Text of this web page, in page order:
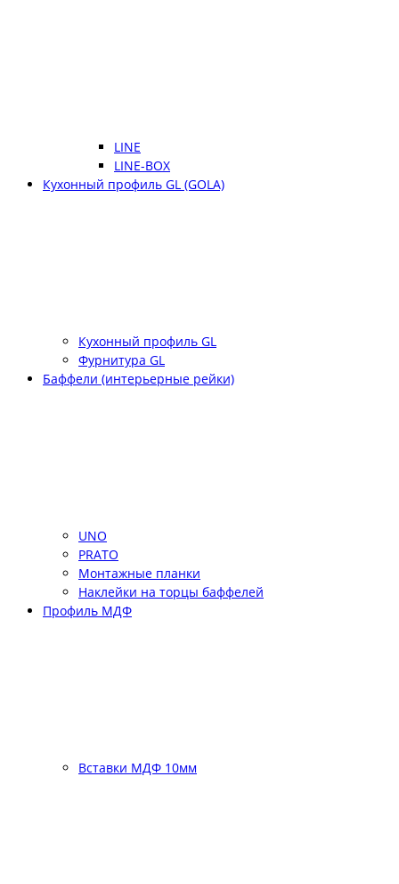
LINE
LINE-BOX
Кухонный профиль GL (GOLA)
Кухонный профиль GL
Фурнитура GL
Баффели (интерьерные рейки)
UNO
PRATO
Монтажные планки
Наклейки на торцы баффелей
Профиль МДФ
Вставки МДФ 10мм